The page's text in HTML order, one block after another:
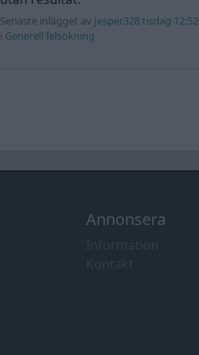
Senaste inlägget av Jesper328 tisdag 12:52
i Generell felsökning
Annonsera